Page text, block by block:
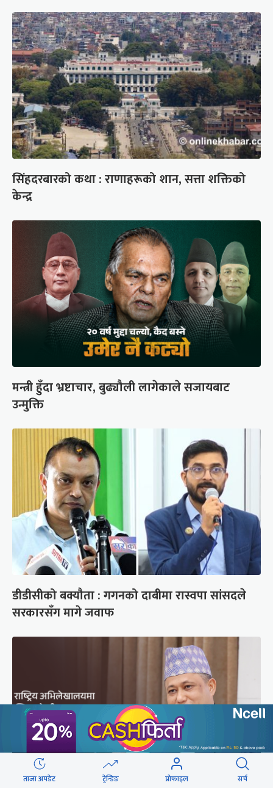
सिंहदरबारको कथा : राणाहरूको शान, सत्ता शक्तिको
केन्द्र
मन्त्री हुँदा भ्रष्टाचार, बुढ्यौली लागेकाले सजायबाट
उन्मुक्ति
डीडीसीको बक्यौता : गगनको दाबीमा रास्वपा सांसदले
सरकारसँग मागे जवाफ
ताजा अपडेट ट्रेन्डिङ प्रोफाइल सर्च